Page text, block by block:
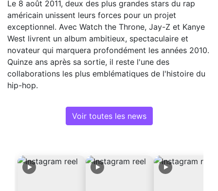
Le 8 août 2011, deux des plus grandes stars du rap
américain unissent leurs forces pour un projet
exceptionnel. Avec Watch the Throne, Jay-Z et Kanye
West livrent un album ambitieux, spectaculaire et
novateur qui marquera profondément les années 2010.
Quinze ans après sa sortie, il reste l'une des
collaborations les plus emblématiques de l'histoire du
hip-hop.
Voir toutes les news